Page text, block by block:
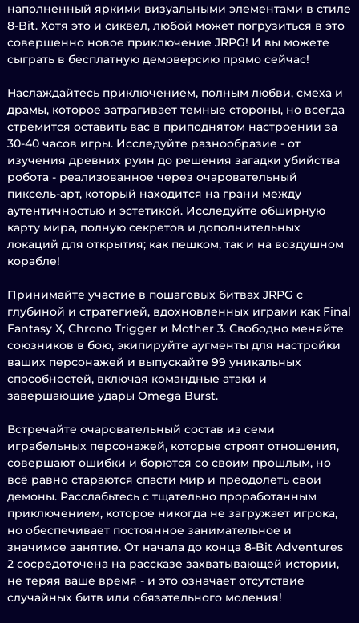
наполненный яркими визуальными элементами в стиле
8-Bit. Хотя это и сиквел, любой может погрузиться в это
совершенно новое приключение JRPG! И вы можете
сыграть в бесплатную демоверсию прямо сейчас!
Наслаждайтесь приключением, полным любви, смеха и
драмы, которое затрагивает темные стороны, но всегда
стремится оставить вас в приподнятом настроении за
30-40 часов игры. Исследуйте разнообразие - от
изучения древних руин до решения загадки убийства
робота - реализованное через очаровательный
пиксель-арт, который находится на грани между
аутентичностью и эстетикой. Исследуйте обширную
карту мира, полную секретов и дополнительных
локаций для открытия; как пешком, так и на воздушном
корабле!
Принимайте участие в пошаговых битвах JRPG с
глубиной и стратегией, вдохновленных играми как Final
Fantasy X, Chrono Trigger и Mother 3. Свободно меняйте
союзников в бою, экипируйте аугменты для настройки
ваших персонажей и выпускайте 99 уникальных
способностей, включая командные атаки и
завершающие удары Omega Burst.
Встречайте очаровательный состав из семи
играбельных персонажей, которые строят отношения,
совершают ошибки и борются со своим прошлым, но
всё равно стараются спасти мир и преодолеть свои
демоны. Расслабьтесь с тщательно проработанным
приключением, которое никогда не загружает игрока,
но обеспечивает постоянное занимательное и
значимое занятие. От начала до конца 8-Bit Adventures
2 сосредоточена на рассказе захватывающей истории,
не теряя ваше время - и это означает отсутствие
случайных битв или обязательного моления!